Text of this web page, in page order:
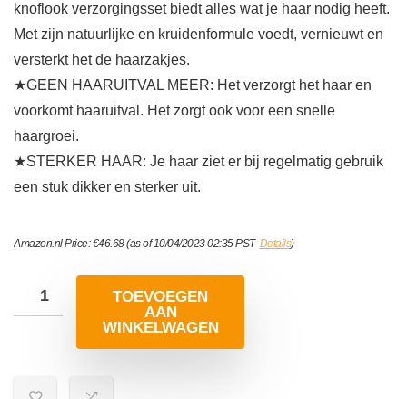
knoflook verzorgingsset biedt alles wat je haar nodig heeft.
Met zijn natuurlijke en kruidenformule voedt, vernieuwt en
versterkt het de haarzakjes.
★GEEN HAARUITVAL MEER: Het verzorgt het haar en
voorkomt haaruitval. Het zorgt ook voor een snelle
haargroei.
★STERKER HAAR: Je haar ziet er bij regelmatig gebruik
een stuk dikker en sterker uit.
Amazon.nl Price:€46.68(as of 10/04/2023 02:35 PST-Details)
TOEVOEGEN
AAN
WINKELWAGEN